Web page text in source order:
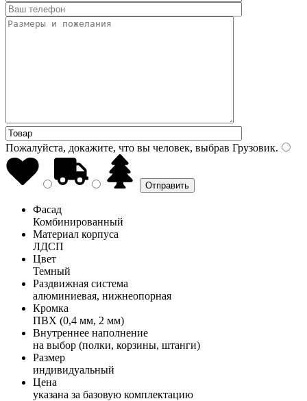
Пожалуйста, докажите, что вы человек, выбрав Грузовик.
Фасад
Комбинированный
Материал корпуса
ЛДСП
Цвет
Темный
Раздвижная система
алюминиевая, нижнеопорная
Кромка
ПВХ (0,4 мм, 2 мм)
Внутреннее наполнение
на выбор (полки, корзины, штанги)
Размер
индивидуальный
Цена
указана за базовую комплектацию